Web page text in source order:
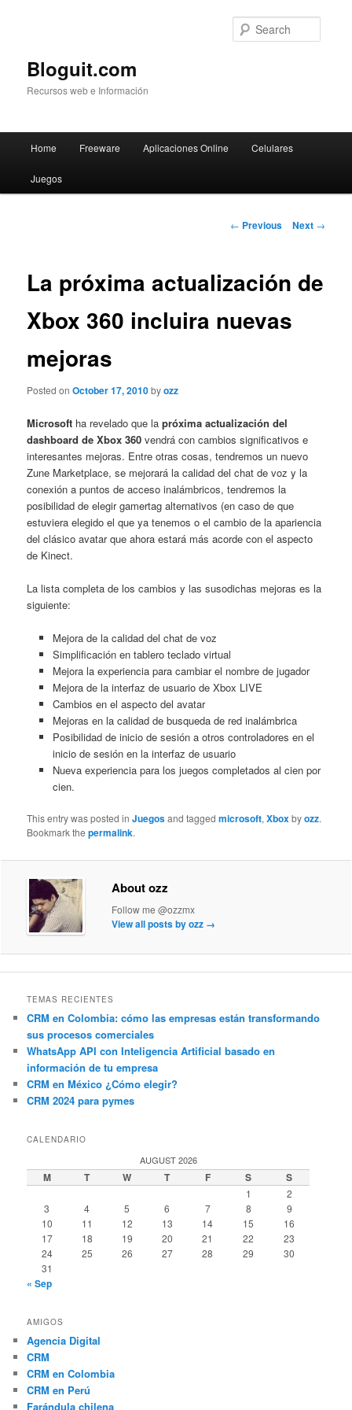
Bloguit.com
Recursos web e Información
Skip
to
Home Freeware Aplicaciones Online Celulares
Juegos
Post
← Previous Next →
La próxima actualización de
Xbox 360 incluira nuevas
mejoras
Posted onOctober 17, 2010byozz
Microsoft ha revelado que lapróxima actualización del
dashboard de Xbox 360 vendrá con cambios significativos e
interesantes mejoras. Entre otras cosas, tendremos un nuevo
Zune Marketplace, se mejorará la calidad del chat de voz y la
conexión a puntos de acceso inalámbricos, tendremos la
posibilidad de elegir gamertag alternativos (en caso de que
estuviera elegido el que ya tenemos o el cambio de la apariencia
del clásico avatar que ahora estará más acorde con el aspecto
de Kinect.
La lista completa de los cambios y las susodichas mejoras es la
siguiente:
Mejora de la calidad del chat de voz
Simplificación en tablero teclado virtual
Mejora la experiencia para cambiar el nombre de jugador
Mejora de la interfaz de usuario de Xbox LIVE
Cambios en el aspecto del avatar
Mejoras en la calidad de busqueda de red inalámbrica
Posibilidad de inicio de sesión a otros controladores en el
inicio de sesión en la interfaz de usuario
Nueva experiencia para los juegos completados al cien por
cien.
This entry was posted inJuegosand taggedmicrosoft,Xboxbyozz.
Bookmark thepermalink.
About ozz
Follow me @ozzmx
View all posts by ozz →
TEMAS RECIENTES
CRM en Colombia: cómo las empresas están transformando
sus procesos comerciales
WhatsApp API con Inteligencia Artificial basado en
información de tu empresa
CRM en México ¿Cómo elegir?
CRM 2024 para pymes
CALENDARIO
AUGUST 2026
M T W T F S S
1
2
3
4 5 6 7 8
9
10
11 12 13 14 15
16
17
18 19 20 21 22
23
24
25 26 27 28 29
30
31
« Sep
AMIGOS
Agencia Digital
CRM
CRM en Colombia
CRM en Perú
Farándula chilena